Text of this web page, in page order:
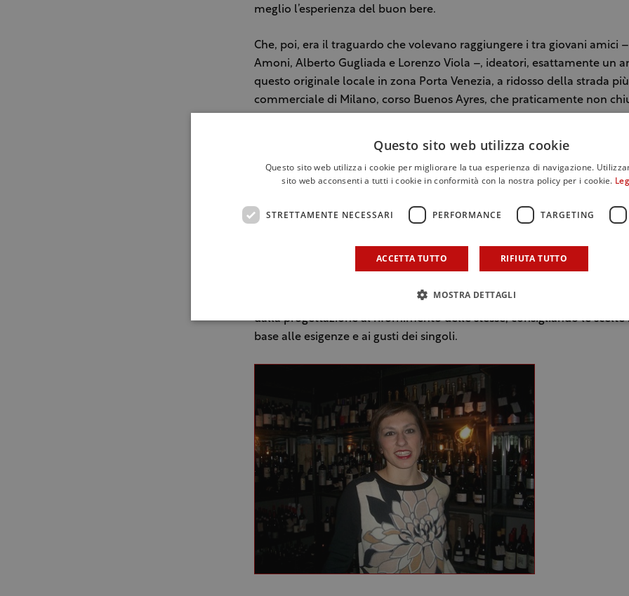
meglio l’esperienza del buon bere.
Che, poi, era il traguardo che volevano raggiungere i tra giovani amici
Amoni, Alberto Gugliada e Lorenzo Viola –, ideatori, esattamente un
questo originale locale in zona Porta Venezia, a ridosso della strada più
commerciale di Milano, corso Buenos Ayres, che praticamente non
“wine sharing”, che ha permesso a più persone di condividere bottiglie
particolarmente preziose e costose e di socializzare intorno ad esse. O,
il vino in ogni sua sfumatura e per scoprire i suoi accostamenti più
successo, caratterizzata da una rivoluzione delle tradizionali modalità
e di consumo del vino. Tutto questo è stato sicuramente possibile
adatto per ogni occasione, ma anche di gestire le cantine private dei
dalla progettazione al rifornimento delle stesse, consigliando le
base alle esigenze e ai gusti dei singoli.
Questo sito web utilizza cookie
Questo sito web utilizza i cookie per migliorare la tua esperienza di navigazione.
sito web acconsenti a tutti i cookie in conformità con la nostra policy per i cookie.
STRETTAMENTE NECESSARI PERFORMANCE TARGETING
ACCETTA TUTTO RIFIUTA TUTTO
MOSTRA DETTAGLI